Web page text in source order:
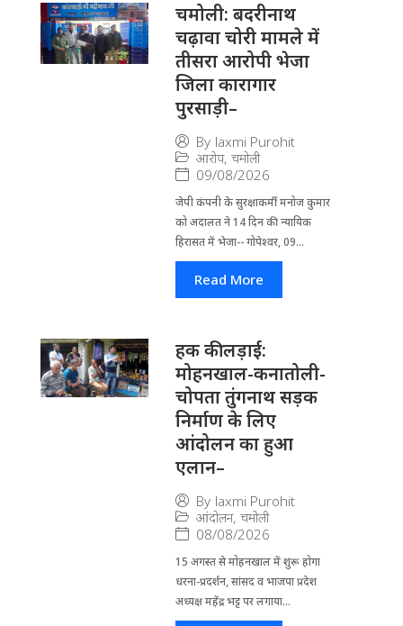
चमोली: बदरीनाथ
चढ़ावा चोरी मामले में
तीसरा आरोपी भेजा
जिला कारागार
पुरसाड़ी–
By laxmi Purohit
आरोप, चमोली
09/08/2026
जेपी कंपनी के सुरक्षाकर्मी मनोज कुमार
को अदालत ने 14 दिन की न्यायिक
हिरासत में भेजा-- गोपेश्वर, 09...
Read More
हक की लड़ाई:
मोहनखाल-कनातोली-
चोपता तुंगनाथ सड़क
निर्माण के लिए
आंदोलन का हुआ
एलान–
By laxmi Purohit
आंदोलन, चमोली
08/08/2026
15 अगस्त से मोहनखाल में शुरू होगा
धरना-प्रदर्शन, सांसद व भाजपा प्रदेश
अध्यक्ष महेंद्र भट्ट पर लगाया...